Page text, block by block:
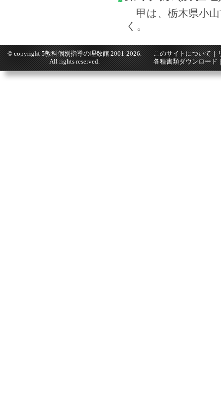
甲は、栃木県小山
く。
このサイトについて｜
各種書類ダウンロード
© copyright5教科個別指導の理数館2001-2026.
All rights reserved.